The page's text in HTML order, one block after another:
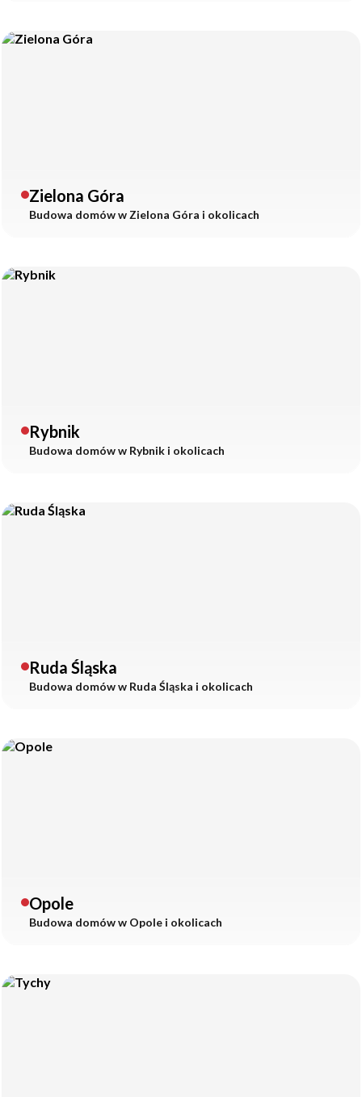
Zielona Góra
Budowa domów w Zielona Góra i okolicach
Rybnik
Budowa domów w Rybnik i okolicach
Ruda Śląska
Budowa domów w Ruda Śląska i okolicach
Opole
Budowa domów w Opole i okolicach